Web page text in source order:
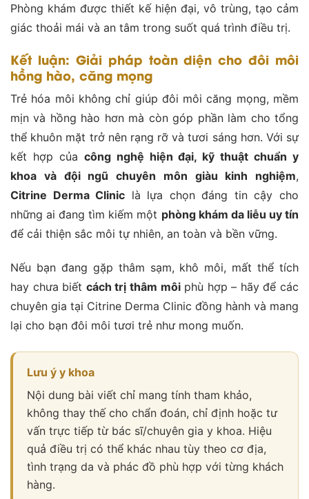
Phòng khám được thiết kế hiện đại, vô trùng, tạo cảm
giác thoải mái và an tâm trong suốt quá trình điều trị.
Kết luận: Giải pháp toàn diện cho đôi môi
hồng hào, căng mọng
Trẻ hóa môi không chỉ giúp đôi môi căng mọng, mềm
mịn và hồng hào hơn mà còn góp phần làm cho tổng
thể khuôn mặt trở nên rạng rỡ và tươi sáng hơn. Với sự
kết hợp của công nghệ hiện đại, kỹ thuật chuẩn y
khoa và đội ngũ chuyên môn giàu kinh nghiệm,
Citrine Derma Clinic là lựa chọn đáng tin cậy cho
những ai đang tìm kiếm một phòng khám da liễu uy tín
để cải thiện sắc môi tự nhiên, an toàn và bền vững.
Nếu bạn đang gặp thâm sạm, khô môi, mất thể tích
hay chưa biết cách trị thâm môiphù hợp – hãy để các
chuyên gia tại Citrine Derma Clinic đồng hành và mang
lại cho bạn đôi môi tươi trẻ như mong muốn.
Lưu ý y khoa
Nội dung bài viết chỉ mang tính tham khảo,
không thay thế cho chẩn đoán, chỉ định hoặc tư
vấn trực tiếp từ bác sĩ/chuyên gia y khoa. Hiệu
quả điều trị có thể khác nhau tùy theo cơ địa,
tình trạng da và phác đồ phù hợp với từng khách
hàng.